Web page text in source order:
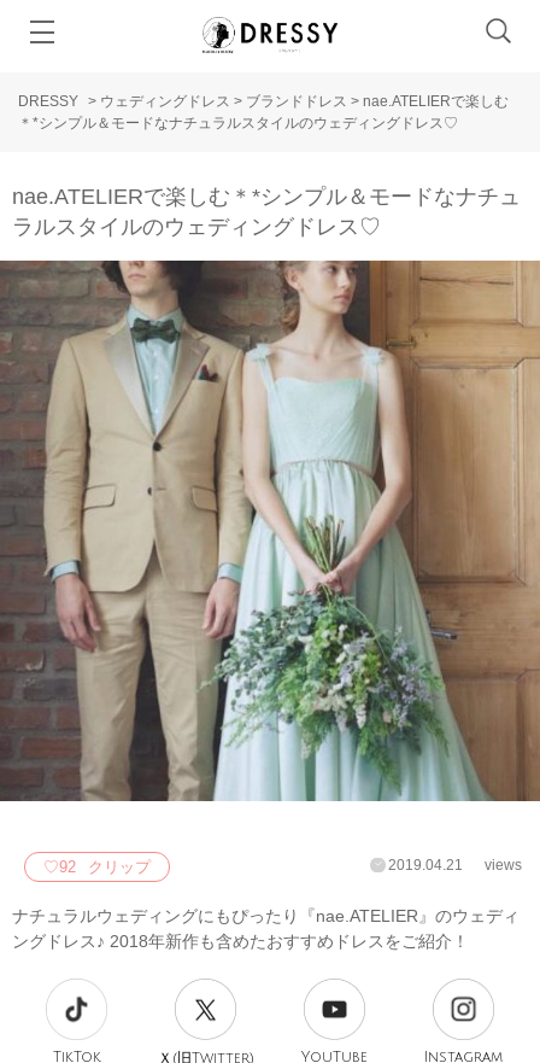
DRESSY > ウェディングドレス > ブランドドレス > nae.ATELIERで楽しむ
＊*シンプル＆モードなナチュラルスタイルのウェディングドレス♡
nae.ATELIERで楽しむ＊*シンプル＆モードなナチュ
ラルスタイルのウェディングドレス♡
♡92 クリップ 2019.04.21 views
ナチュラルウェディングにもぴったり『nae.ATELIER』のウェディ
ングドレス♪ 2018年新作も含めたおすすめドレスをご紹介！
TikTok Ｘ(旧Twitter) YouTube Instagram